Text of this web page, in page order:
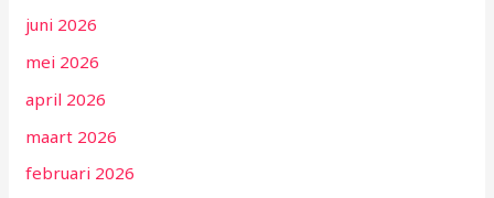
juni 2026
mei 2026
april 2026
maart 2026
februari 2026